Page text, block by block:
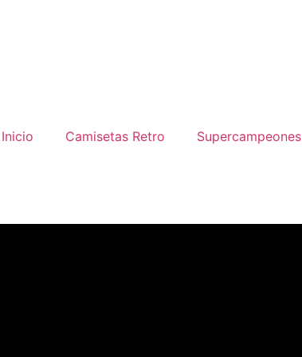
Inicio Camisetas Retro Supercampeones